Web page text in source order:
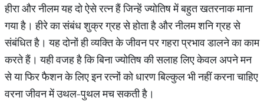
हीरा और नीलम यह दो ऐसे रत्न हैं जिन्हें ज्योतिष में बहुत खतरनाक माना
गया है। हीरे का संबंध शुक्र ग्रह से होता है और नीलम शनि ग्रह से
संबंधित है। यह दोनों ही व्यक्ति के जीवन पर गहरा प्रभाव डालने का काम
करते हैं। यही वजह है कि बिना ज्योतिष की सलाह लिए केवल अपने मन
से या फिर फैशन के लिए इन रत्नों को धारण बिल्कुल भी नहीं करना चाहिए
वरना जीवन में उथल-पुथल मच सकती है।